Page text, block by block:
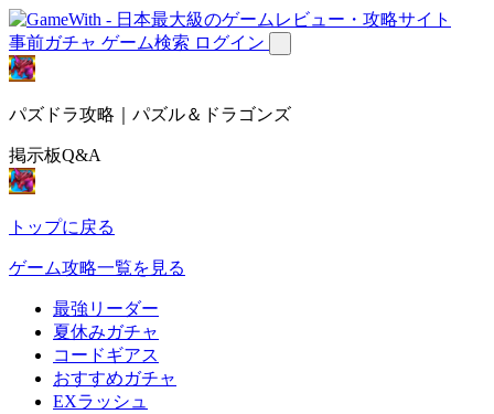
事前ガチャ ゲーム検索 ログイン
パズドラ攻略｜パズル＆ドラゴンズ
掲示板Q&A
トップに戻る
ゲーム攻略一覧を見る
最強リーダー
夏休みガチャ
コードギアス
おすすめガチャ
EXラッシュ